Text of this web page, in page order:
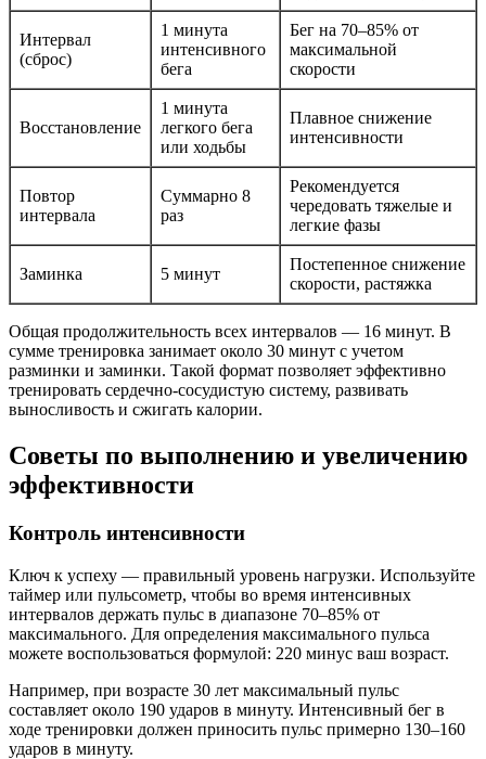
Интервал
(сброс)
1 минута
интенсивного
бега
Бег на 70–85% от
максимальной
скорости
Восстановление
1 минута
легкого бега
или ходьбы
Плавное снижение
интенсивности
Повтор
интервала
Суммарно 8
раз
Рекомендуется
чередовать тяжелые и
легкие фазы
Заминка 5 минут
Постепенное снижение
скорости, растяжка
Общая продолжительность всех интервалов — 16 минут. В
сумме тренировка занимает около 30 минут с учетом
разминки и заминки. Такой формат позволяет эффективно
тренировать сердечно-сосудистую систему, развивать
выносливость и сжигать калории.
Советы по выполнению и увеличению
эффективности
Контроль интенсивности
Ключ к успеху — правильный уровень нагрузки. Используйте
таймер или пульсометр, чтобы во время интенсивных
интервалов держать пульс в диапазоне 70–85% от
максимального. Для определения максимального пульса
можете воспользоваться формулой: 220 минус ваш возраст.
Например, при возрасте 30 лет максимальный пульс
составляет около 190 ударов в минуту. Интенсивный бег в
ходе тренировки должен приносить пульс примерно 130–160
ударов в минуту.